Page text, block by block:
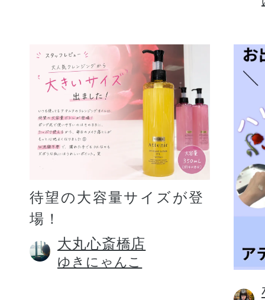
待望の大容量サイズが登
場！
大丸心斎橋店
ゆきにゃんこ